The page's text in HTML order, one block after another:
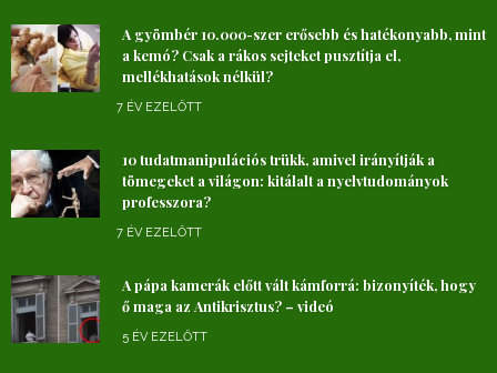
A gyömbér 10.000-szer erősebb és hatékonyabb, mint
a kemó? Csak a rákos sejteket pusztítja el,
mellékhatások nélkül?
7 ÉV EZELŐTT
10 tudatmanipulációs trükk, amivel irányítják a
tömegeket a világon: kitálalt a nyelvtudományok
professzora?
7 ÉV EZELŐTT
A pápa kamerák előtt vált kámforrá: bizonyíték, hogy
ő maga az Antikrisztus? – videó
5 ÉV EZELŐTT